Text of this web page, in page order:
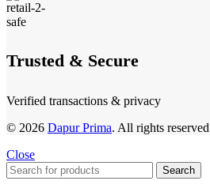
Trusted & Secure
Verified transactions & privacy
© 2026 Dapur Prima. All rights reserved
Close
Search